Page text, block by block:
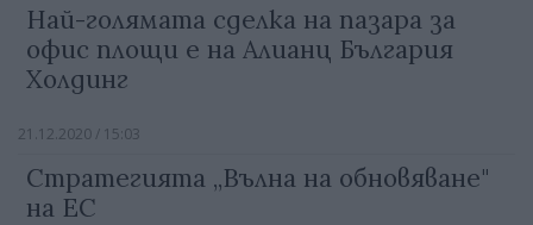
Най-голямата сделка на пазара за
офис площи е на Алианц България
Холдинг
21.12.2020 / 15:03
Стратегията „Вълна на обновяване"
на ЕС